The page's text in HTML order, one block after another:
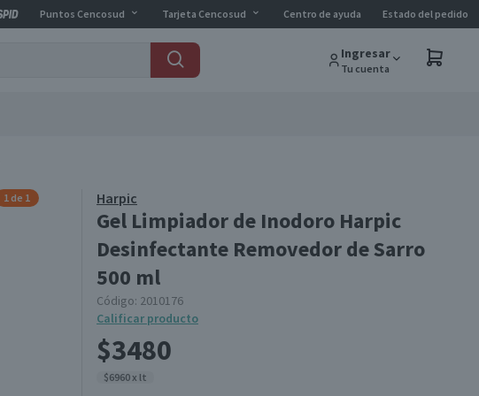
Puntos Cencosud Tarjeta Cencosud Centro de ayuda Estado del pedido
Ingresar
Tu cuenta
Harpic
Gel Limpiador de Inodoro Harpic
Desinfectante Removedor de Sarro
500 ml
Código: 2010176
Calificar producto
$3480
$6960 x lt
1 de 1